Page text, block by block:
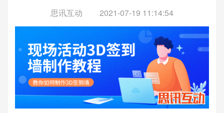
思讯互动 2021-07-19 11:14:54